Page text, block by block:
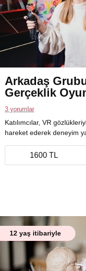
Arkadaş
Gerçeklik
3 yorumlar
Katılımcılar, VR
hareket ederek deneyim
1600 TL
12 yaş itibariyle